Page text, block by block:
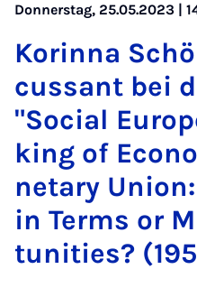
Donnerstag, 25.05.2023 |
Ko­rin­na
cus­sant bei
"So­ci­al
king of
ne­ta­ry
in Terms or
tu­ni­ties?